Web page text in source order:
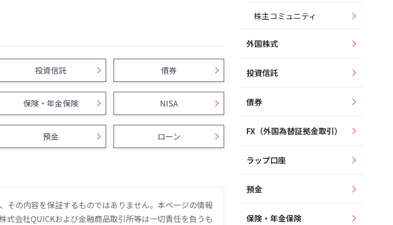
投資信託 債券
保険・年金保険 NISA
預金 ローン
その内容を保証するものではありません。本ページの情報
会社QUICKおよび金融商品取引所等は一切責任を負うも
株主コミュニティ
外国株式
投資信託
債券
FX（外国為替証拠金取引）
ラップ口座
預金
保険・年金保険